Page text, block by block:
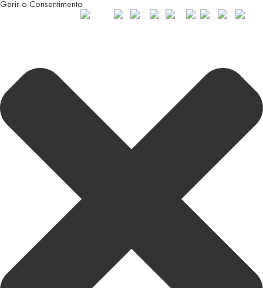
Gerir o Consentimento